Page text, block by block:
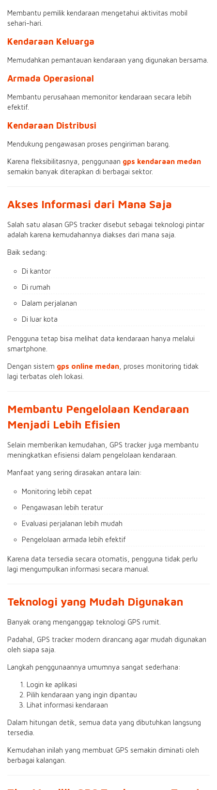
Membantu pemilik kendaraan mengetahui aktivitas mobil
sehari-hari.
Kendaraan Keluarga
Memudahkan pemantauan kendaraan yang digunakan bersama.
Armada Operasional
Membantu perusahaan memonitor kendaraan secara lebih
efektif.
Kendaraan Distribusi
Mendukung pengawasan proses pengiriman barang.
Karena fleksibilitasnya, penggunaan gps kendaraan medan
semakin banyak diterapkan di berbagai sektor.
Akses Informasi dari Mana Saja
Salah satu alasan GPS tracker disebut sebagai teknologi pintar
adalah karena kemudahannya diakses dari mana saja.
Baik sedang:
Di kantor
Di rumah
Dalam perjalanan
Di luar kota
Pengguna tetap bisa melihat data kendaraan hanya melalui
smartphone.
Dengan sistem gps online medan , proses monitoring tidak
lagi terbatas oleh lokasi.
Membantu Pengelolaan Kendaraan
Menjadi Lebih Efisien
Selain memberikan kemudahan, GPS tracker juga membantu
meningkatkan efisiensi dalam pengelolaan kendaraan.
Manfaat yang sering dirasakan antara lain:
Monitoring lebih cepat
Pengawasan lebih teratur
Evaluasi perjalanan lebih mudah
Pengelolaan armada lebih efektif
Karena data tersedia secara otomatis, pengguna tidak perlu
lagi mengumpulkan informasi secara manual.
Teknologi yang Mudah Digunakan
Banyak orang menganggap teknologi GPS rumit.
Padahal, GPS tracker modern dirancang agar mudah digunakan
oleh siapa saja.
Langkah penggunaannya umumnya sangat sederhana:
Login ke aplikasi
Pilih kendaraan yang ingin dipantau
Lihat informasi kendaraan
Dalam hitungan detik, semua data yang dibutuhkan langsung
tersedia.
Kemudahan inilah yang membuat GPS semakin diminati oleh
berbagai kalangan.